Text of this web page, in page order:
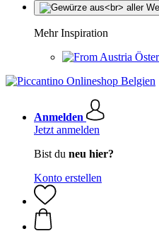
Mehr Inspiration
Anmelden
Jetzt anmelden
Bist du neu hier?
Konto erstellen